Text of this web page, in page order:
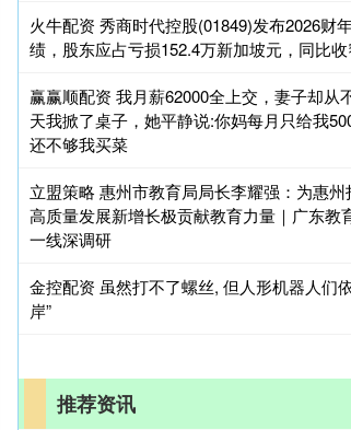
火牛配资 秀商时代控股(01849)发布2026财
绩，股东应占亏损152.4万新加坡元，同比
赢赢顺配资 我月薪62000全上交，妻子却从
天我掀了桌子，她平静说:你妈每月只给我
还不够我买菜
立盟策略 惠州市教育局局长李耀强：为惠州
高质量发展新增长极贡献教育力量｜广东教
一线深调研
金控配资 虽然打不了螺丝, 但人形机器人们
岸”
推荐资讯